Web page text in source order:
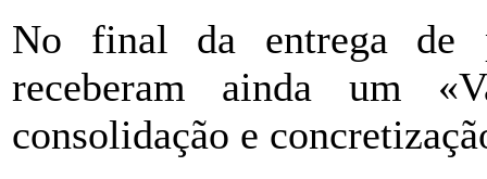
No final da entrega de
receberam ainda um
consolidação e